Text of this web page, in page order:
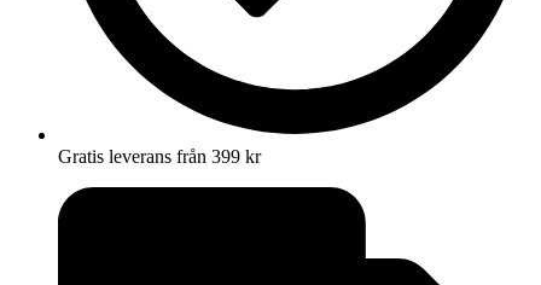
Gratis leverans från 399 kr